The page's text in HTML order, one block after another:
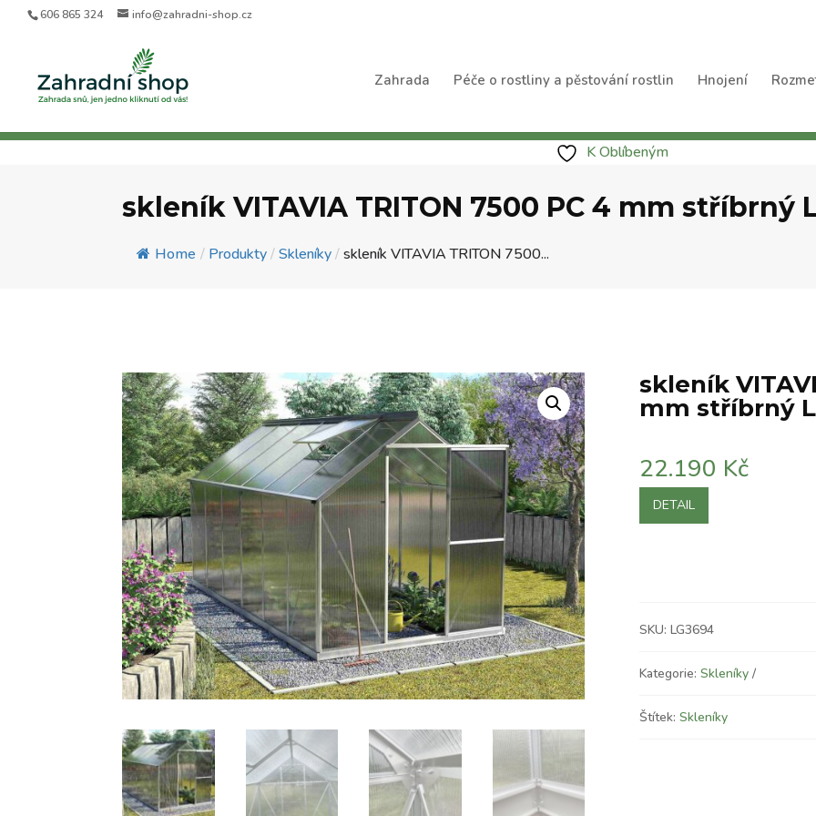
606 865 324 info@zahradni-shop.cz
Zahrada Péče o rostliny a pěstování rostlin Hnojení
K Oblíbeným
skleník VITAVIA TRITON 7500 PC 4 mm stříbrný
Home / Produkty / Skleníky / skleník VITAVIA TRITON 7500...
skleník
mm stříbrný
22.190 Kč
DETAIL
SKU: LG3694
Kategorie: Skleníky
Štítek: Skleníky